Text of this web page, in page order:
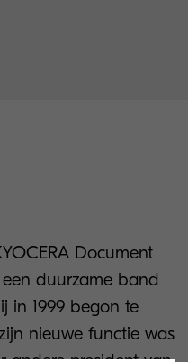
Document
een duurzame band
in 1999 begon te
nieuwe functie was